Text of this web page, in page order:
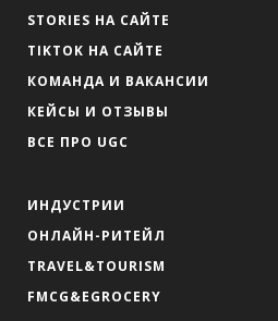
STORIES НА САЙТЕ
TIKTOK НА САЙТЕ
КОМАНДА И ВАКАНСИИ
КЕЙСЫ И ОТЗЫВЫ
ВСЕ ПРО UGC
ИНДУСТРИИ
ОНЛАЙН-РИТЕЙЛ
TRAVEL&TOURISM
FMCG&EGROCERY